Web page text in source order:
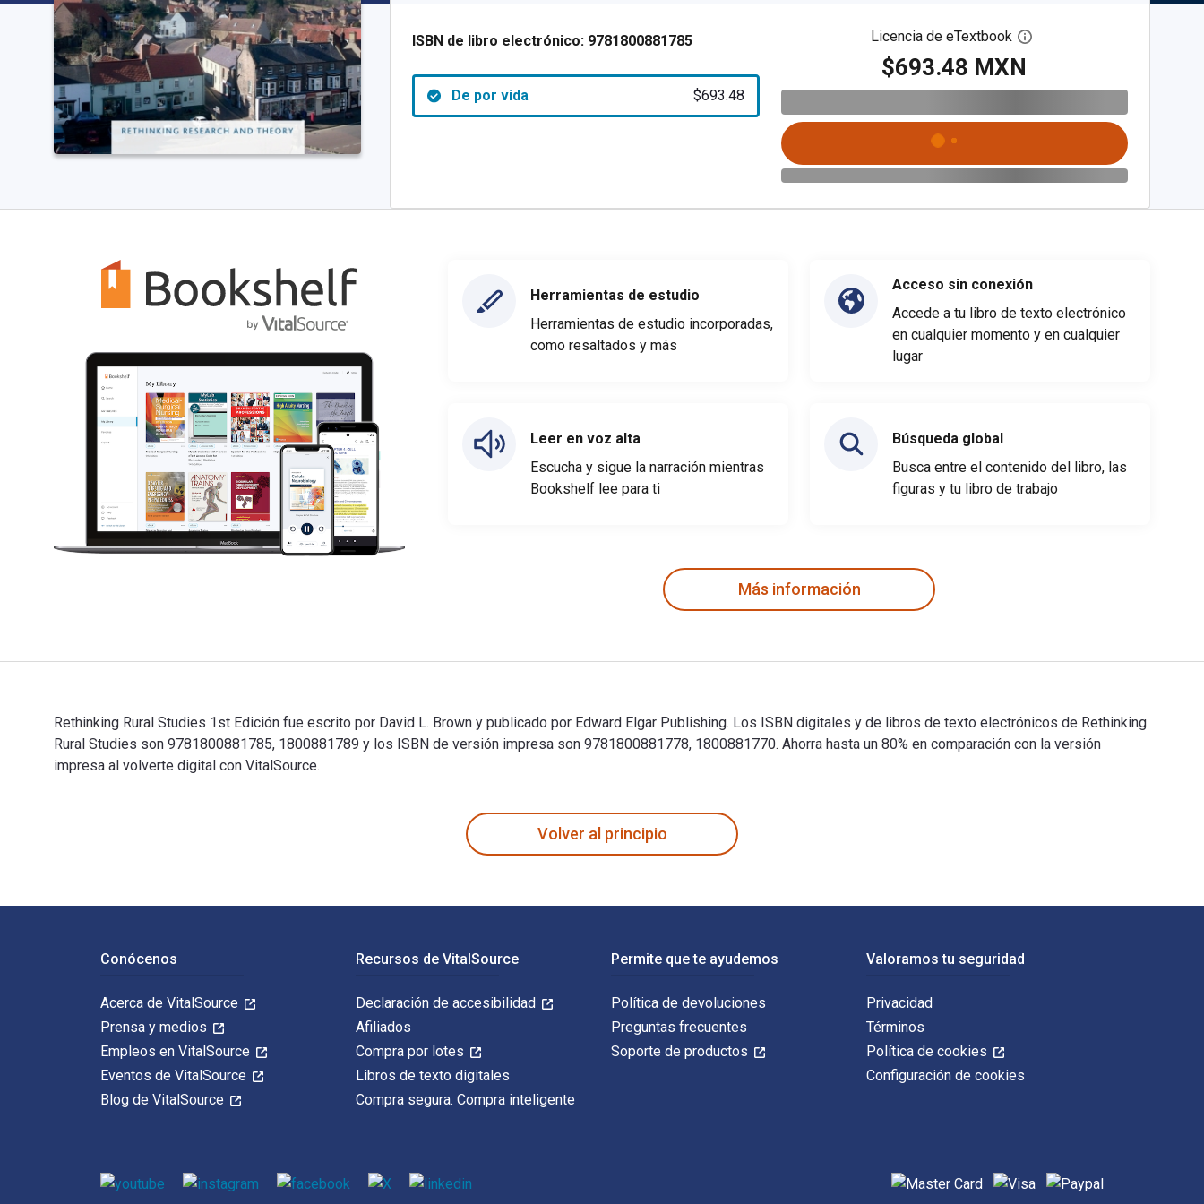
ISBN de libro electrónico: 9781800881785
De por vida $693.48
Licencia de eTextbook Abre el cuadro de diálogo
$693.48 MXN
Herramientas de estudio
Herramientas de estudio incorporadas,
como resaltados y más
Leer en voz alta
Escucha y sigue la narración mientras
Bookshelf lee para ti
Acceso sin conexión
Accede a tu libro de texto electrónico
en cualquier momento y en cualquier
lugar
Búsqueda global
Busca entre el contenido del libro, las
figuras y tu libro de trabajo
Más información
Rethinking Rural Studies 1st Edición fue escrito por David L. Brown y publicado por Edward Elgar Publishing. Los ISBN digitales y de libros de texto electrónicos de Rethinking
Rural Studies son 9781800881785, 1800881789 y los ISBN de versión impresa son 9781800881778, 1800881770. Ahorra hasta un 80% en comparación con la versión
impresa al volverte digital con VitalSource.
Volver al principio
Conócenos
Acerca de VitalSource
Prensa y medios
Empleos en VitalSource
Eventos de VitalSource
Blog de VitalSource
Recursos de VitalSource
Declaración de accesibilidad
Afiliados
Compra por lotes
Libros de texto digitales
Compra segura. Compra inteligente
Permite que te ayudemos
Política de devoluciones
Preguntas frecuentes
Soporte de productos
Valoramos tu seguridad
Privacidad
Términos
Política de cookies
Configuración de cookies
Medios de comunicación social Métodos de pago admitidos